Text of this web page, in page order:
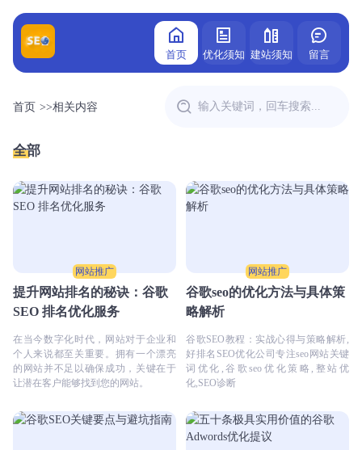
首页 优化须知 建站须知 留言
首页 >>相关内容
全部
网站推广
提升网站排名的秘诀：谷歌
SEO 排名优化服务
在当今数字化时代，网站对于企业和
个人来说都至关重要。拥有一个漂亮
的网站并不足以确保成功，关键在于
让潜在客户能够找到您的网站。
网站推广
谷歌seo的优化方法与具体策
略解析
谷歌SEO教程：实战心得与策略解析,
好排名SEO优化公司专注seo网站关键
词优化,谷歌seo优化策略,整站优
化,SEO诊断